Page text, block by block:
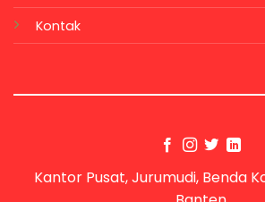
Kontak
Kantor Pusat, Jurumudi, Benda